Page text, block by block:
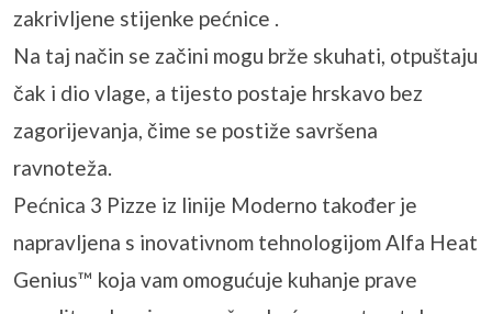
zakrivljene stijenke pećnice .
Na taj način se začini mogu brže skuhati, otpuštaju
čak i dio vlage, a tijesto postaje hrskavo bez
zagorijevanja, čime se postiže savršena
ravnoteža.
Pećnica 3 Pizze iz linije Moderno također je
napravljena s inovativnom tehnologijom Alfa Heat
Genius™ koja vam omogućuje kuhanje prave